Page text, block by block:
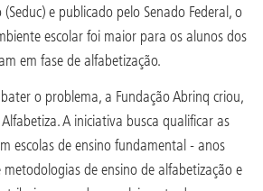
e publicado pelo Senado Federal, o
escolar foi maior para os alunos dos
em fase de alfabetização.
o problema, a Fundação Abrinq criou,
A iniciativa busca qualificar as
escolas de ensino fundamental - anos
metodologias de ensino de alfabetização e